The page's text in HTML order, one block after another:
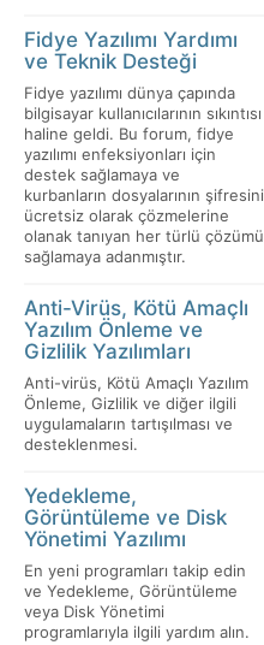
Fidye Yazılımı Yardımı
ve Teknik Desteği
Fidye yazılımı dünya çapında
bilgisayar kullanıcılarının sıkıntısı
haline geldi. Bu forum, fidye
yazılımı enfeksiyonları için
destek sağlamaya ve
kurbanların dosyalarının şifresini
ücretsiz olarak çözmelerine
olanak tanıyan her türlü çözümü
sağlamaya adanmıştır.
Anti-Virüs, Kötü Amaçlı
Yazılım Önleme ve
Gizlilik Yazılımları
Anti-virüs, Kötü Amaçlı Yazılım
Önleme, Gizlilik ve diğer ilgili
uygulamaların tartışılması ve
desteklenmesi.
Yedekleme,
Görüntüleme ve Disk
Yönetimi Yazılımı
En yeni programları takip edin
ve Yedekleme, Görüntüleme
veya Disk Yönetimi
programlarıyla ilgili yardım alın.